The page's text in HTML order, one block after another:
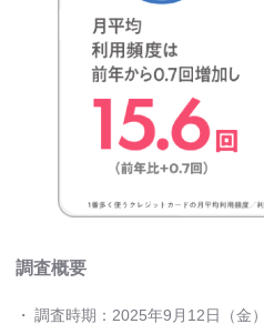
調査概要
・ 調査時期：2025年9月12日（金